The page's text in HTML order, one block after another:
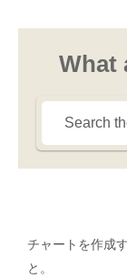
What
チャートを作成
と。